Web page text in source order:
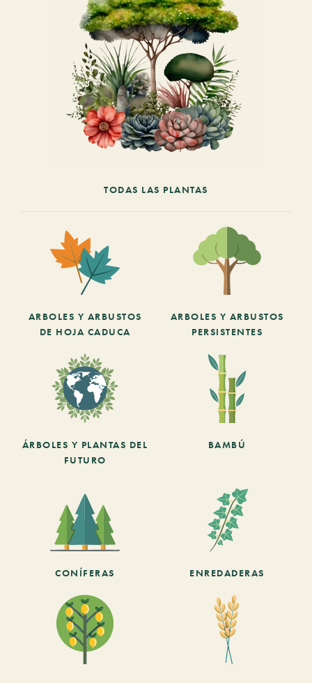
TODAS LAS PLANTAS
ARBOLES Y ARBUSTOS
DE HOJA CADUCA
ARBOLES Y ARBUSTOS
PERSISTENTES
ÁRBOLES Y PLANTAS DEL
FUTURO
BAMBÚ
CONÍFERAS ENREDADERAS